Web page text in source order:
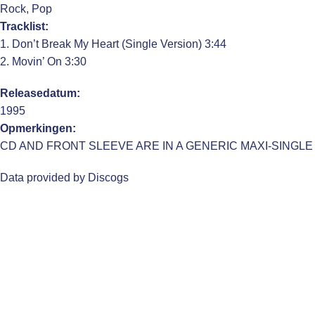
Rock, Pop
Tracklist:
1. Don’t Break My Heart (Single Version) 3:44
2. Movin’ On 3:30
Releasedatum:
1995
Opmerkingen:
CD AND FRONT SLEEVE ARE IN A GENERIC MAXI-
Data provided by Discogs